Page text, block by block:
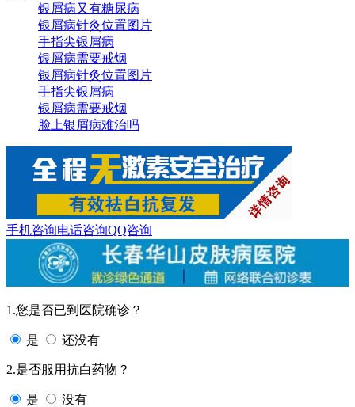
银屑病又有糖尿病
银屑病针灸位置图片
手指尖银屑病
银屑病需要戒烟
银屑病针灸位置图片
手指尖银屑病
银屑病需要戒烟
脸上银屑病难治吗
手机咨询电话咨询QQ咨询
1.您是否已到医院确诊？
是 还没有
2.是否服用抗白药物？
是 没有